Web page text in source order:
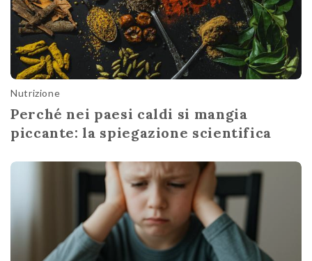
Nutrizione
Perché nei paesi caldi si mangia
piccante: la spiegazione scientifica